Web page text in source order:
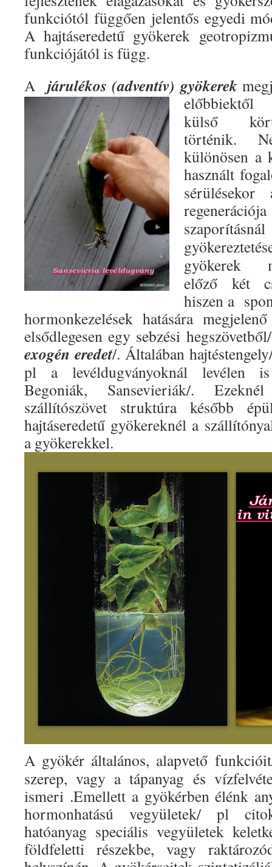
funkciótól függően jelentős egyedi
A hajtáseredetű gyökerek
funkciójától is függ.
A járulékos (adventív) gyökerek
előbbiektől
külső
történik.
különösen a
használt
gyökerek
előző két
hiszen a
hormonkezelések hatására
elsődlegesen egy sebzési
exogén eredet/. Általában
pl a levéldugványoknál levélen
Begoniák, Sansevieriák/.
szállítószövet struktúra később
hajtáseredetű gyökereknél a
a gyökerekkel.
A gyökér általános, alapvető
szerep, vagy a tápanyag és
ismeri .Emellett a gyökérben élénk
hormonhatású vegyületek/ pl
hatóanyag speciális vegyületek
földfeletti részekbe, vagy